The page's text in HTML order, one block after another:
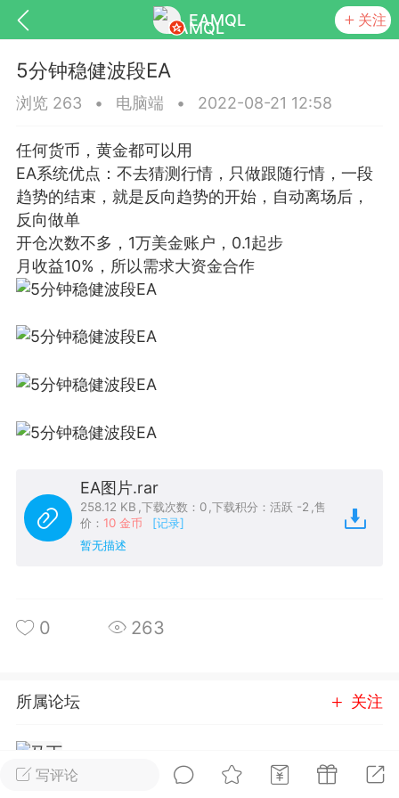
EAMQL 关注
匿名树洞 发起挑战 幸运转盘
Lv.9 神隐会员 靓号
EA+
电脑端 趋势
狼行黄金一次一单1.1你们期待的一
EA它来了，主打高胜率没浮亏！
黄金一次一单1.0你们期待的一次一单
了，主打高胜率没浮亏！复利模式下 历
2026.03.17 数据表现...
Lv.9 神隐会员
2024年 狼行天下A03.01软件大更
EA 增加货币版EA
写评论
5分钟稳健波段EA
浏览 263 • 电脑端 • 2022-08-21 12:58
任何货币，黄金都可以用
EA系统优点：不去猜测行情，只做跟随行情，一段
趋势的结束，就是反向趋势的开始，自动离场后，
反向做单
开仓次数不多，1万美金账户，0.1起步
月收益10%，所以需求大资金合作
EA图片.rar
258.12 KB ,下载次数：0 ,下载积分：活跃 -2 ,售
价： 10 金币
[记录]
暂无描述
0 263
所属论坛 关注
进入论坛